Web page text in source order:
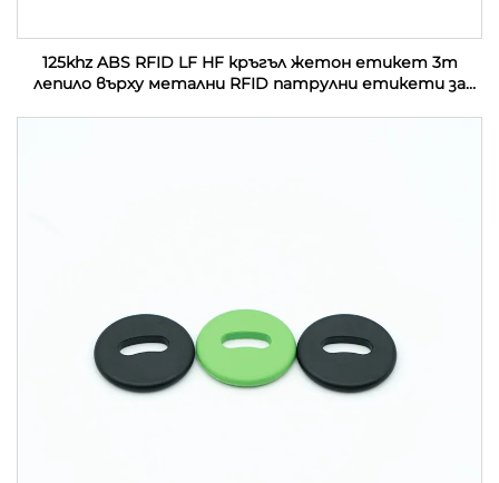
125khz ABS RFID LF HF кръгъл жетон етикет 3m
лепило върху метални RFID патрулни етикети за